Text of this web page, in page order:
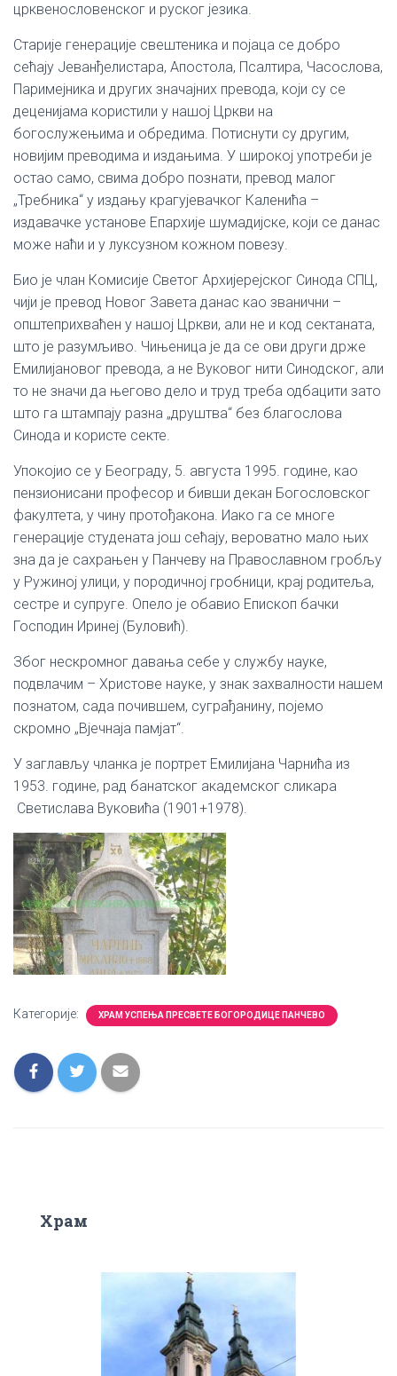
црквенословенског и руског језика.
Старије генерације свештеника и појаца се добро
сећају Јеванђелистара, Апостола, Псалтира, Часослова,
Паримејника и других значајних превода, који су се
деценијама користили у нашој Цркви на
богослужењима и обредима. Потиснути су другим,
новијим преводима и издањима. У широкој употреби је
остао само, свима добро познати, превод малог
„Требника“ у издању крагујевачког Каленића –
издавачке установе Епархије шумадијске, који се данас
може наћи и у луксузном кожном повезу.
Био је члан Комисије Светог Архијерејског Синода СПЦ,
чији је превод Новог Завета данас као званични –
општеприхваћен у нашој Цркви, али не и код сектаната,
што је разумљиво. Чињеница је да се ови други држе
Емилијановог превода, а не Вуковог нити Синодског, али
то не значи да његово дело и труд треба одбацити зато
што га штампају разна „друштва“ без благослова
Синода и користе секте.
Упокојио се у Београду, 5. августа 1995. године, као
пензионисани професор и бивши декан Богословског
факултета, у чину протођакона. Иако га се многе
генерације студената још сећају, вероватно мало њих
зна да је сахрањен у Панчеву на Православном гробљу
у Ружиној улици, у породичној гробници, крај родитеља,
сестре и супруге. Опело је обавио Епископ бачки
Господин Иринеј (Буловић).
Због нескромног давања себе у службу науке,
подвлачим – Христове науке, у знак захвалности нашем
познатом, сада почившем, суграђанину, појемо
скромно „Вјечнаја памјат“.
У заглављу чланка је портрет Емилијана Чарнића из
1953. године, рад банатског академског сликара
Светислава Вуковића (1901+1978).
Категорије: ХРАМ УСПЕЊА ПРЕСВЕТЕ БОГОРОДИЦЕ ПАНЧЕВО
Храм